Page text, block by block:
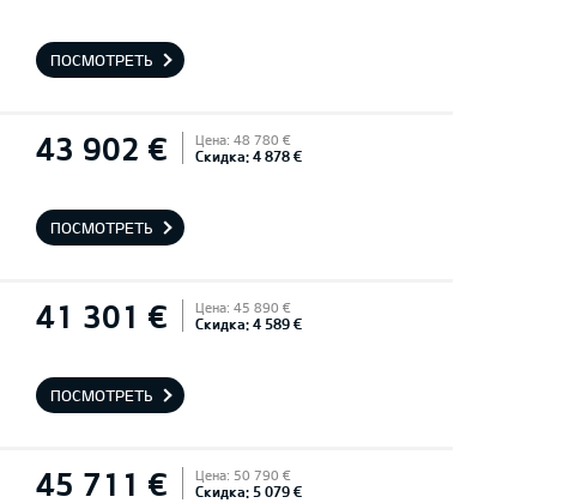
ПОСМОТРЕТЬ
43 902 € Цена: 48 780 €
Скидка: 4 878 €
ПОСМОТРЕТЬ
41 301 € Цена: 45 890 €
Скидка: 4 589 €
ПОСМОТРЕТЬ
45 711 € Цена: 50 790 €
Скидка: 5 079 €